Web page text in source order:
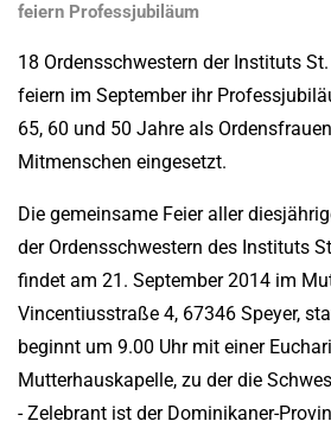
feiern Professjubiläum
18 Ordensschwestern der Instituts
feiern im September ihr
65, 60 und 50 Jahre als
Mitmenschen eingesetzt.
Die gemeinsame Feier aller
der Ordensschwestern des Instituts
findet am 21. September 2014 im
Vincentiusstraße 4, 67346 Speyer,
beginnt um 9.00 Uhr mit einer
Mutterhauskapelle, zu der die
- Zelebrant ist der Dominikaner-